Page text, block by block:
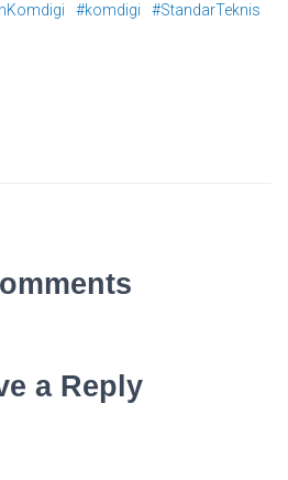
#komdigi
#StandarTeknis
a Reply